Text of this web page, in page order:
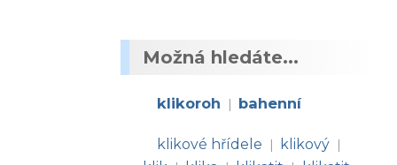
Možná hledáte...
klikoroh | bahenní
klikové hřídele | klikový |